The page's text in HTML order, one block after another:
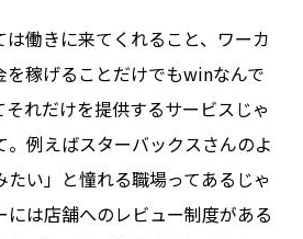
働きに来てくれること、ワーカ
を稼げることだけでもwinなんで
れだけを提供するサービスじゃ
。例えばスターバックスさんのよ
たい」と憧れる職場ってあるじゃ
には店舗へのレビュー制度がある